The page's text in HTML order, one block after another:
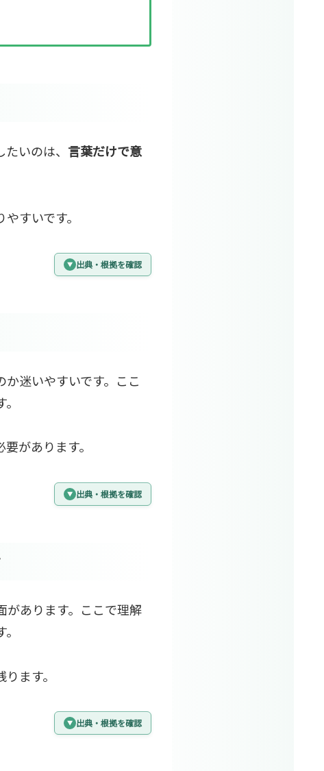
いのは、 言葉だけで意
すいです。
出典・根拠を確認
迷いやすいです。ここ
があります。
出典・根拠を確認
があります。ここで理解
ます。
出典・根拠を確認